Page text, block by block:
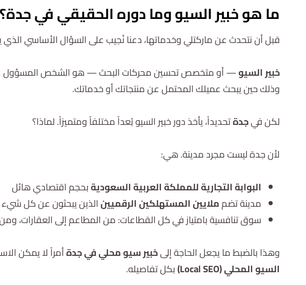
ما هو خبير السيو وما دوره الحقيقي في جدة؟
قبل أن نتحدث عن ماركتلي وخدماتها، دعنا نُجيب على السؤال الأساسي
خبير السيو— أو متخصص تحسين محركات البحث — هو الشخص المسؤول عن
وذلك حين يبحث عميلك المحتمل عن منتجاتك أو خدماتك.
لكن فيجدةتحديداً، يأخذ دور خبير السيو بُعداً مختلفاً ومتميزاً. لماذا؟
لأن جدة ليست مجرد مدينة. هي:
البوابة التجارية للمملكة العربية السعوديةبحجم اقتصادي هائل
مدينة تضمملايين المستهلكين الرقميينالذين يبحثون عن كل شيء
سوق تنافسية بامتياز في كل القطاعات: من المطاعم إلى العقارات، ومن
وهذا بالضبط ما يجعل الحاجة إلىخبير سيو محلي في جدةأمراً لا يمكن
السيو المحلي (Local SEO)
بكل تفاصيله.